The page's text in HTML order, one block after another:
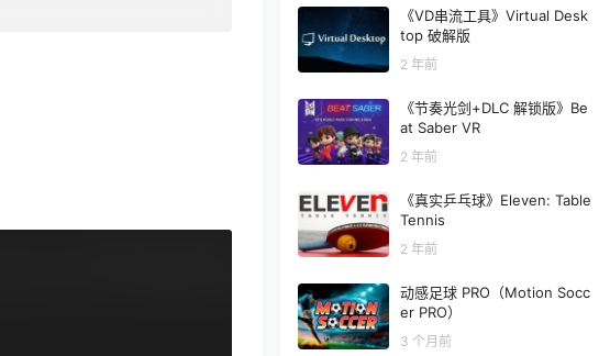
《VD串流工具》Virtual Desk
top 破解版
2 年前
《节奏光剑+DLC 解锁版》Be
at Saber VR
2 年前
《真实乒乓球》Eleven: Table
Tennis
2 年前
动感足球 PRO（Motion Socc
er PRO）
3 个月前